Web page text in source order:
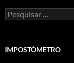
Pesquisar
por:
IMPOSTÔMETRO